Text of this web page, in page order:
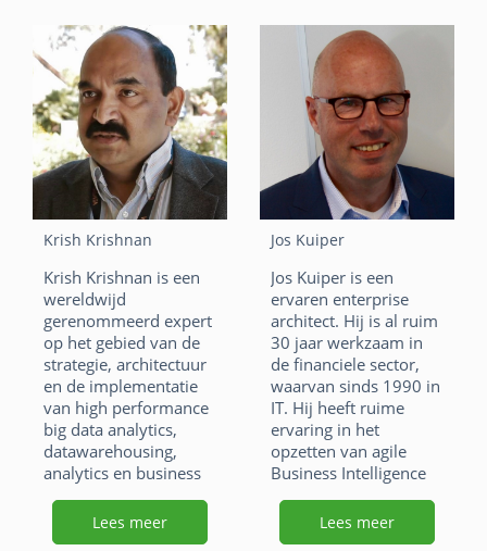
F
a
c
e
b
o
o
k
Li
n
k
e
dI
n
X
W
h
at
s
A
p
p
E
m
ai
l
Open Footprint Forum
geïnitieerd en is hij de
lead van de OMC van
het OSDU Forum dat
nu meer dan 190
leden telt.
F
a
c
e
b
o
o
k
Li
k
e
dI
n
X
W
h
at
s
A
p
p
m
ai
l
Krish Krishnan
Krish Krishnan is een
wereldwijd
gerenommeerd expert
op het gebied van de
strategie, architectuur
en de implementatie
van high performance
big data analytics,
datawarehousing,
analytics en business
intelligence
oplossingen. Hij is
visionair thought
Lees meer
Jos Kuiper
Jos Kuiper is een
ervaren enterprise
architect. Hij is al ruim
30 jaar werkzaam in
de financiele sector,
waarvan sinds 1990 in
IT. Hij heeft ruime
ervaring in het
opzetten van agile
Business Intelligence
en datawarehouse
architecturen.
Lees meer